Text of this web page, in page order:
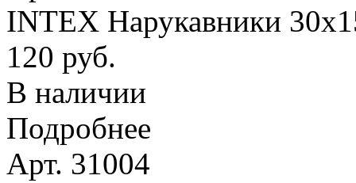
INTEX Нарукавники
120 руб.
В наличии
Подробнее
Арт. 31004